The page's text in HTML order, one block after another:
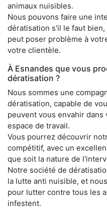
animaux nuisibles.
Nous pouvons faire une
dératisation s'il le faut
peut poser problème à
votre clientèle.
À Esnandes que vous
dératisation ?
Nous sommes une
dératisation, capable de
peuvent vous envahir
espace de travail.
Vous pourrez découvrir
compétitif, avec un
que soit la nature de
Notre société de
la lutte anti nuisible, et
pour lutter contre tous les
infestent.